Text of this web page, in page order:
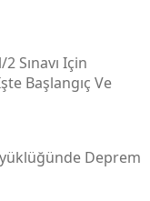
Sınavı Için
Başlangıç Ve
Deprem